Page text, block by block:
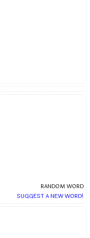
RANDOM WORD
SUGGEST A NEW WORD!